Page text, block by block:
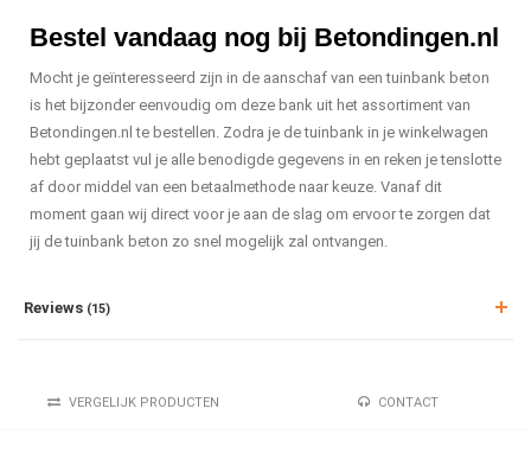
Bestel vandaag nog bij Betondingen.nl
Mocht je geïnteresseerd zijn in de aanschaf van een tuinbank beton
is het bijzonder eenvoudig om deze bank uit het assortiment van
Betondingen.nl te bestellen. Zodra je de tuinbank in je winkelwagen
hebt geplaatst vul je alle benodigde gegevens in en reken je tenslotte
af door middel van een betaalmethode naar keuze. Vanaf dit
moment gaan wij direct voor je aan de slag om ervoor te zorgen dat
jij de tuinbank beton zo snel mogelijk zal ontvangen.
Reviews (15)
VERGELIJK PRODUCTEN CONTACT